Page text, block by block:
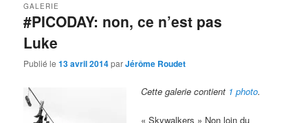
#PICODAY: non, ce n’est pas
Luke
GALERIE
Publié le13 avril 2014parJérôme Roudet
Cette galerie contient 1 photo.
« Skywalkers » Non loin du